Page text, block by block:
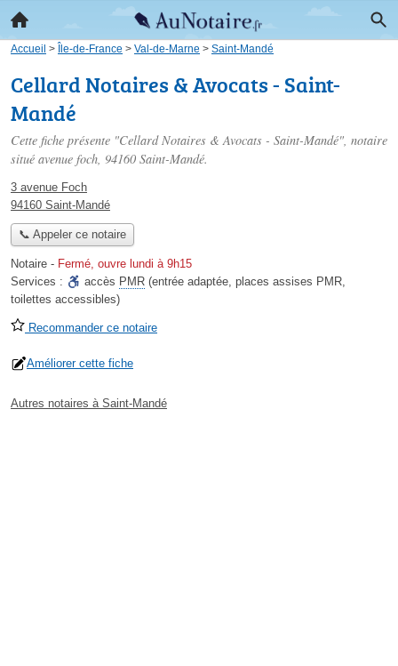
Accueil > Île-de-France > Val-de-Marne > Saint-Mandé
Cellard Notaires & Avocats - Saint-
Mandé
Cette fiche présente "Cellard Notaires & Avocats - Saint-Mandé", notaire
situé avenue foch, 94160 Saint-Mandé.
3 avenue Foch
94160 Saint-Mandé
📞 Appeler ce notaire
Notaire - Fermé, ouvre lundi à 9h15
Services :
accès PMR (entrée adaptée, places assises PMR,
toilettes accessibles)
Recommander ce notaire
Améliorer cette fiche
Autres notaires à Saint-Mandé